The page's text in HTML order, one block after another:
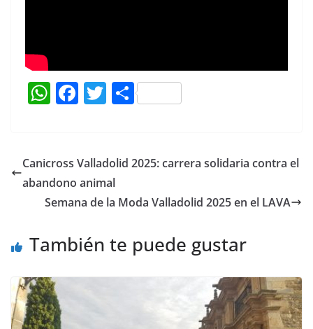
W
s
A
p
F
e
b
o
k
T
er
C
p
tir
Canicross Valladolid 2025: carrera solidaria contra el
abandono animal
Semana de la Moda Valladolid 2025 en el LAVA
También te puede gustar